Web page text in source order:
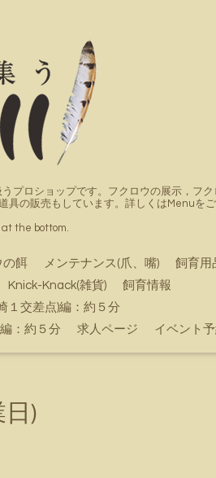
プロショップです。フクロウの展示，フ
の販売もしています。詳しくはMenuをご
the bottom.
の餌 メンテナンス(爪、嘴) 飼育用
Knick-Knack(雑貨)
飼育情報
１交差点)編：約５分
：約５分
求人ページ イベント
)